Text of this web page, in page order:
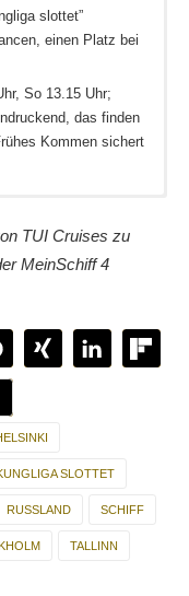
slottet”
einen Platz bei
So 13.15 Uhr;
das finden
Kommen sichert
TUI Cruises zu
MeinSchiff 4
SLOTTET
RUSSLAND SCHIFF
TALLINN